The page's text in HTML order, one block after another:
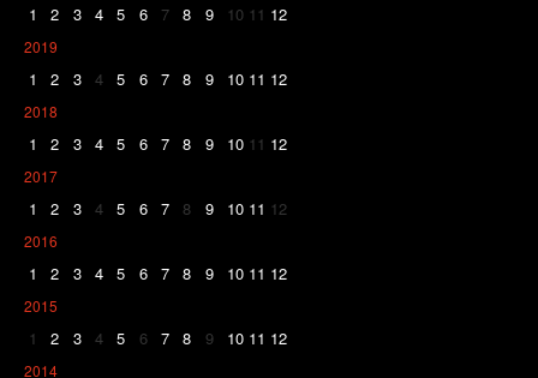
1 2 3 4 5 6 7 8 9 10 11 12
2019
1 2 3 4 5 6 7 8 9 10 11 12
2018
1 2 3 4 5 6 7 8 9 10 11 12
2017
1 2 3 4 5 6 7 8 9 10 11 12
2016
1 2 3 4 5 6 7 8 9 10 11 12
2015
1 2 3 4 5 6 7 8 9 10 11 12
2014